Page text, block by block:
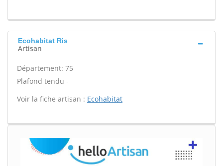
Ecohabitat Ris
Artisan
Département: 75
Plafond tendu -
Voir la fiche artisan : Ecohabitat